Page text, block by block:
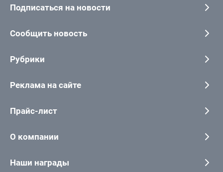
Подписаться на новости
Сообщить новость
Рубрики
Реклама на сайте
Прайс-лист
О компании
Наши награды